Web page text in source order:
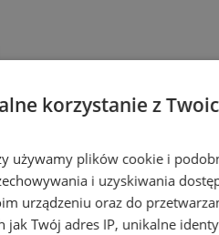
korzystanie z
używamy plików cookie i
i uzyskiwania
urządzeniu oraz do
jak Twój adres IP, unikalne